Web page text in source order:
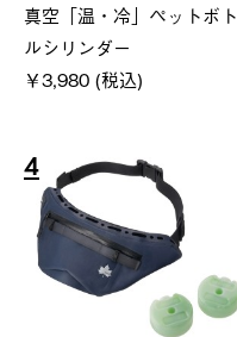
真空「温・冷」ペットボト
ルシリンダー
￥3,980 (税込)
4